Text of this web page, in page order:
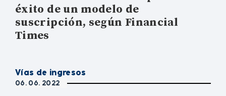
éxito de un modelo de
suscripción, según Financial
Times
Vías de ingresos
06. 06. 2022